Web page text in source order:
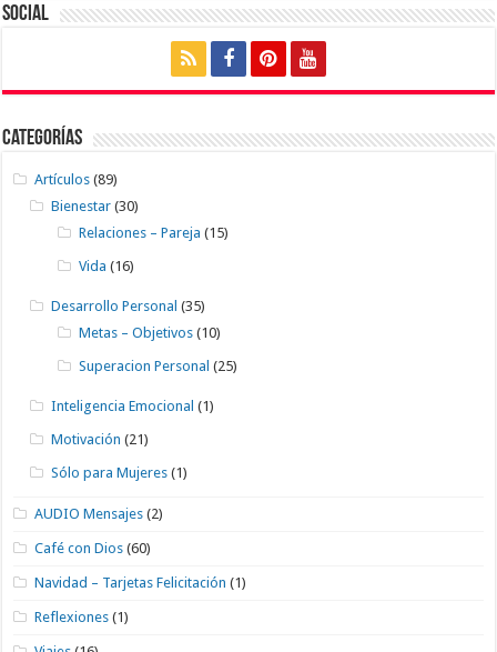
Social
Categorías
Artículos (89)
Bienestar (30)
Relaciones – Pareja (15)
Vida (16)
Desarrollo Personal (35)
Metas – Objetivos (10)
Superacion Personal (25)
Inteligencia Emocional (1)
Motivación (21)
Sólo para Mujeres (1)
AUDIO Mensajes (2)
Café con Dios (60)
Navidad – Tarjetas Felicitación (1)
Reflexiones (1)